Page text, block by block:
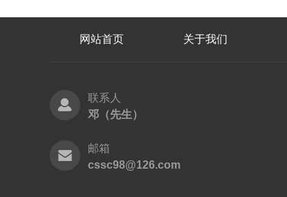
网站首页 关于我们
联系人
邓（先生）
邮箱
cssc98@126.com